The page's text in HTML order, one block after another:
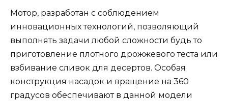
Мотор, разработан с соблюдением
инновационных технологий, позволяющий
выполнять задачи любой сложности будь то
приготовление плотного дрожжевого теста или
взбивание сливок для десертов. Особая
конструкция насадок и вращение на 360
градусов обеспечивают в данной модели